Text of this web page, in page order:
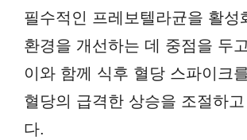
필수적인 프레보텔라균을 활성
환경을 개선하는 데 중점을 두
이와 함께 식후 혈당 스파이크
혈당의 급격한 상승을 조절하고
다.